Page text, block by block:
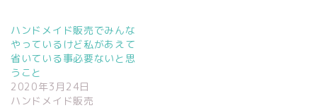
ハンドメイド販売でみんな
やっているけど私があえて
省いている事必要ないと思
うこと
2020年3月24日
ハンドメイド販売